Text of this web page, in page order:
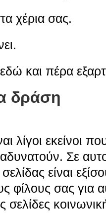
χέρια σας.
και πέρα
δράση
λίγοι εκείνοι
Σε
είναι
φίλους σας για
σελίδες